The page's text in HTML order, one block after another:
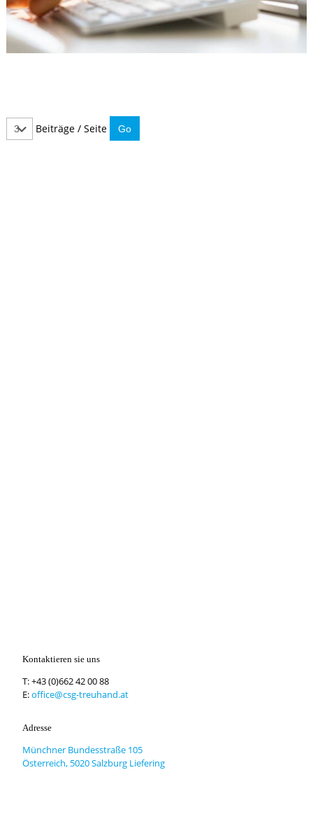
Beiträge / Seite
Kontaktieren sie uns
T:+43 (0)662 42 00 88
E:office@csg-treuhand.at
Adresse
Münchner Bundesstraße 105
Österreich, 5020 Salzburg Liefering